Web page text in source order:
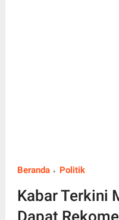
Beranda Politik
Kabar Terkini
Dapat